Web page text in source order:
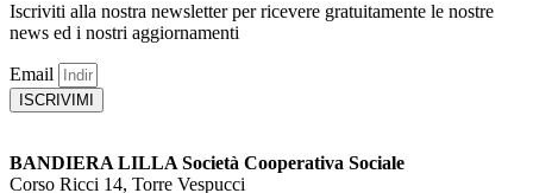
Iscriviti alla nostra newsletter per ricevere gratuitamente le nostre
news ed i nostri aggiornamenti
Email
ISCRIVIMI
BANDIERA LILLA Società Cooperativa Sociale
Corso Ricci 14, Torre Vespucci